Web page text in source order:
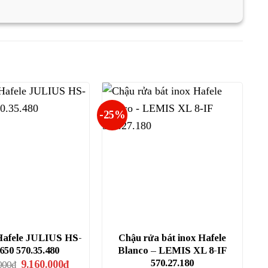
JULIUS HS-
570.35.480
₫ Giá
9.160.000₫Giá
-25%
Chậu rửa bát inox Hafele
Blanco – LEMIS XL 8-IF
570.27.180